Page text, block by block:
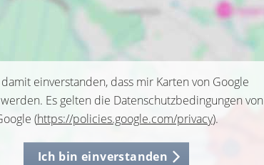
einverstanden, dass mir Karten von Google
Es gelten die Datenschutzbedingungen von
(https://policies.google.com/privacy).
Ich bin einverstanden